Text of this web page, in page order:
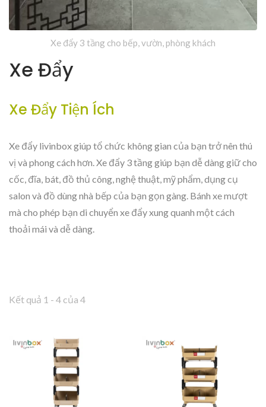
Xe đẩy 3 tầng cho bếp, vườn, phòng khách
Xe Đẩy
Xe Đẩy Tiện Ích
Xe đẩy livinbox giúp tổ chức không gian của bạn trở nên thú
vị và phong cách hơn. Xe đẩy 3 tầng giúp bạn dễ dàng giữ cho
cốc, đĩa, bát, đồ thủ công, nghệ thuật, mỹ phẩm, dụng cụ
salon và đồ dùng nhà bếp của bạn gọn gàng. Bánh xe mượt
mà cho phép bạn di chuyển xe đẩy xung quanh một cách
thoải mái và dễ dàng.
Kết quả 1 - 4 của 4